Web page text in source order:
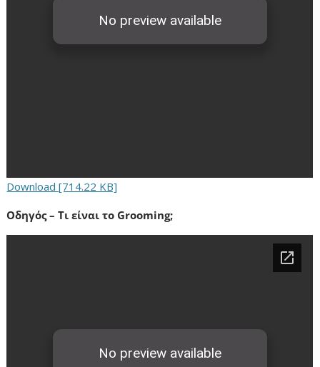
Download [714.22 KB]
Οδηγός – Τι είναι το Grooming;